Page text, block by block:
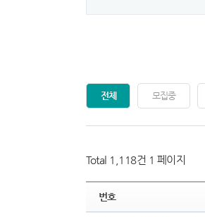
전체 모집중
Total 1,118건 1 페이지
번호